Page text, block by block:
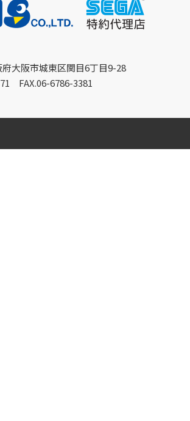
府大阪市城東区関目6丁目9-28
FAX.06-6786-3381